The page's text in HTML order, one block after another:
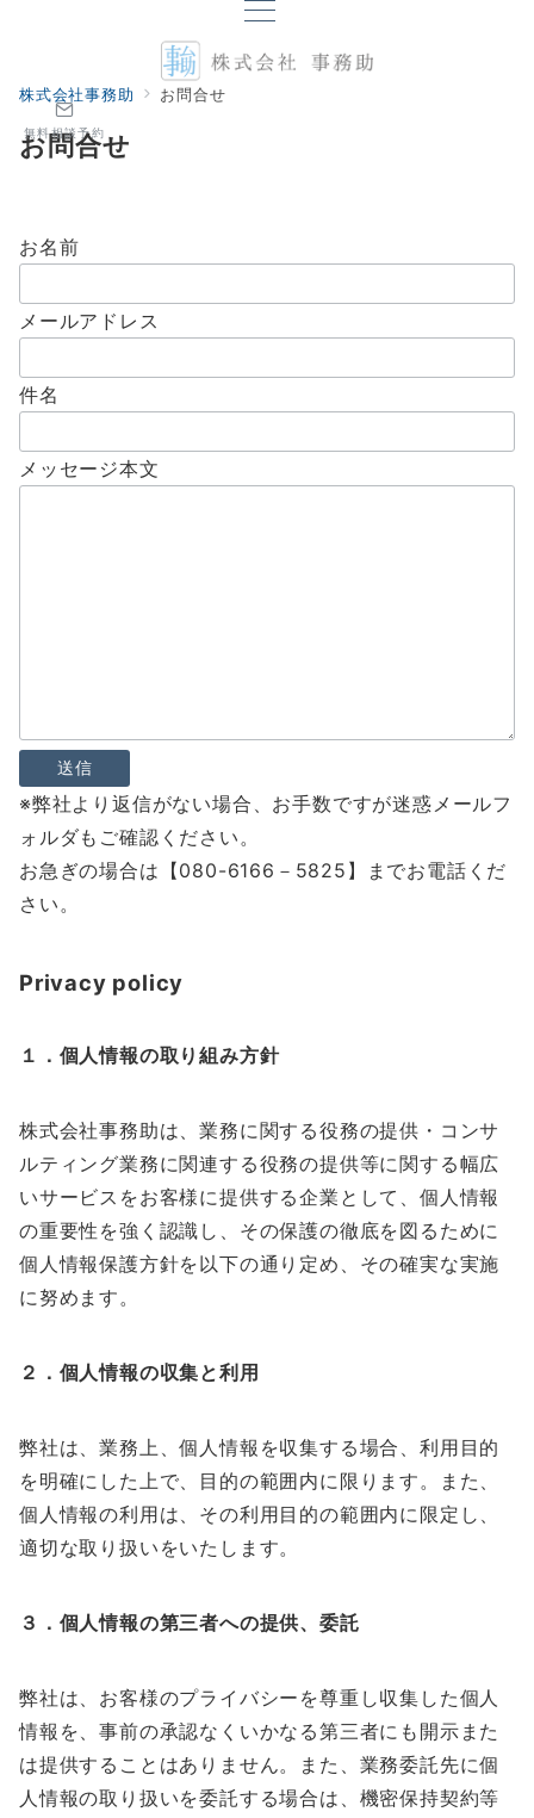
無料相談予約
株式会社事務助 お問合せ
お問合せ
お名前
メールアドレス
件名
メッセージ本文
※弊社より返信がない場合、お手数ですが迷惑メールフ
ォルダもご確認ください。
お急ぎの場合は【080-6166－5825】までお電話くだ
さい。
Privacy policy
１．個人情報の取り組み方針
株式会社事務助は、業務に関する役務の提供・コンサ
ルティング業務に関連する役務の提供等に関する幅広
いサービスをお客様に提供する企業として、個人情報
の重要性を強く認識し、その保護の徹底を図るために
個人情報保護方針を以下の通り定め、その確実な実施
に努めます。
２．個人情報の収集と利用
弊社は、業務上、個人情報を収集する場合、利用目的
を明確にした上で、目的の範囲内に限ります。また、
個人情報の利用は、その利用目的の範囲内に限定し、
適切な取り扱いをいたします。
３．個人情報の第三者への提供、委託
弊社は、お客様のプライバシーを尊重し収集した個人
情報を、事前の承認なくいかなる第三者にも開示また
は提供することはありません。また、業務委託先に個
人情報の取り扱いを委託する場合は、機密保持契約等